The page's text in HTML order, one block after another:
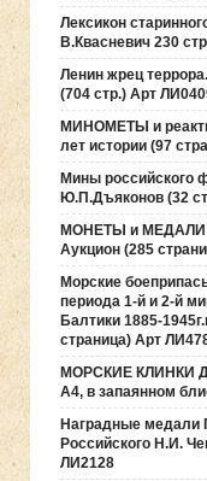
Лексикон
В.Квасневич 230
Ленин жрец
(704 стр.) Арт
МИНОМЕТЫ и
лет истории (97
Мины российского
Ю.П.Дъяконов (32
МОНЕТЫ и МЕДАЛИ
Аукцион (285
Морские
периода 1-й и 2-й
Балтики 1885-
страница) Арт
МОРСКИЕ КЛИНКИ
А4, в запаянном
Наградные медали
Российского Н.И.
ЛИ2128